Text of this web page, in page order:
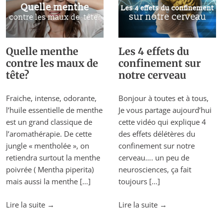
d’ylang-
ylang?"
d’année?"
Quelle menthe
contre les maux de
tête?
Fraiche, intense, odorante,
l’huile essentielle de menthe
est un grand classique de
l’aromathérapie. De cette
jungle « mentholée », on
retiendra surtout la menthe
poivrée ( Mentha piperita)
mais aussi la menthe […]
Lire la suite "Quelle
→
Les 4 effets du
confinement sur
notre cerveau
Bonjour à toutes et à tous,
Je vous partage aujourd’hui
cette vidéo qui explique 4
des effets délétères du
confinement sur notre
cerveau…. un peu de
neurosciences, ça fait
toujours […]
Lire la suite "Les
→